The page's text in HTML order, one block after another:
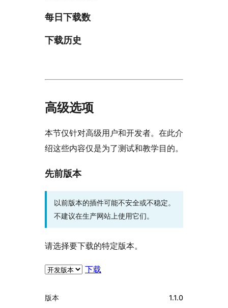
每日下载数
下载历史
高级选项
本节仅针对高级用户和开发者。在此介
绍这些内容仅是为了测试和教学目的。
先前版本
以前版本的插件可能不安全或不稳定。
不建议在生产网站上使用它们。
请选择要下载的特定版本。
下载
额
版本 1.1.0